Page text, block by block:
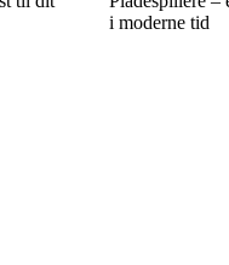
i moderne tid